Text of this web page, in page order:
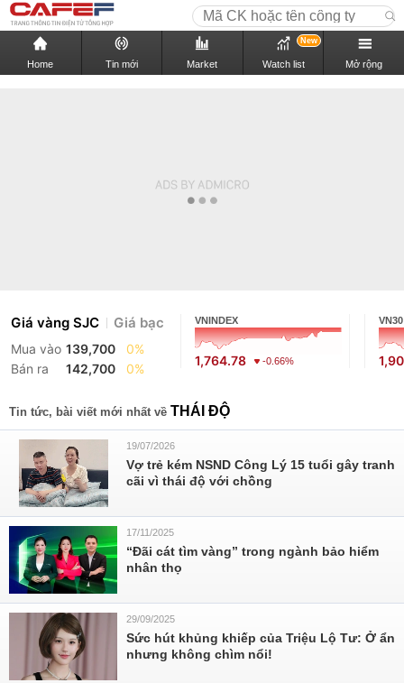
Home Tin mới Market Watch list
New
Mở rộng
Giá vàng SJC Giá bạc
Mua vào 139,700
0%
Bán ra
142,700 0%
VNINDEX
1,764.78 -0.66%
VN30
Tin tức, bài viết mới nhất về THÁI ĐỘ
19/07/2026
Vợ trẻ kém NSND Công Lý 15 tuổi gây tranh
cãi vì thái độ với chồng
17/11/2025
“Đãi cát tìm vàng” trong ngành bảo hiểm
nhân thọ
29/09/2025
Sức hút khủng khiếp của Triệu Lộ Tư: Ở ẩn
nhưng không chìm nổi!